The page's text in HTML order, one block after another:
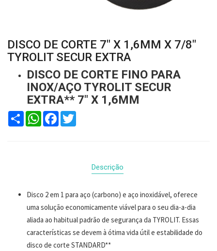
DISCO DE CORTE 7" X 1,6MM X 7/8"
TYROLIT SECUR EXTRA
DISCO DE CORTE FINO PARA
INOX/AÇO TYROLIT SECUR
EXTRA** 7" X 1,6MM
Compartilhar
WhatsAppFacebook
Twitter
Descrição
Disco 2 em 1 para aço (carbono) e aço inoxidável, oferece
uma solução economicamente viável para o seu dia-a-dia
aliada ao habitual padrão de segurança da TYROLIT. Essas
características se devem à ótima vida útil e estabilidade do
disco de corte STANDARD**